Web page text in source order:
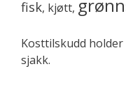
fisk, kjøtt,
Kosttilskudd
sjakk.